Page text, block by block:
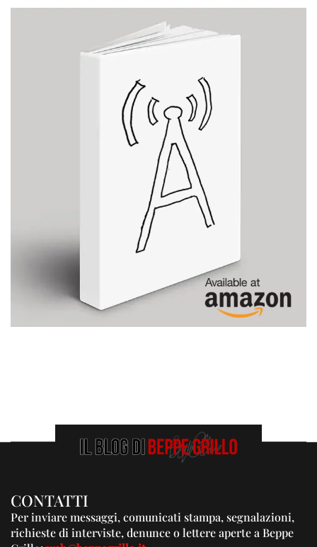
CONTATTI
Per inviare messaggi, comunicati stampa, segnalazioni,
richieste di interviste, denunce o lettere aperte a Beppe